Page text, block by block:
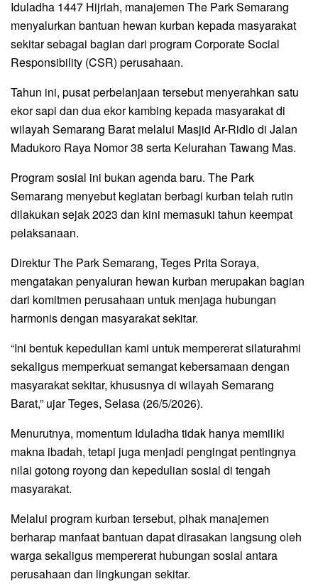
Iduladha 1447 Hijriah, manajemen The Park Semarang
menyalurkan bantuan hewan kurban kepada masyarakat
sekitar sebagai bagian dari program Corporate Social
Responsibility (CSR) perusahaan.
Tahun ini, pusat perbelanjaan tersebut menyerahkan satu
ekor sapi dan dua ekor kambing kepada masyarakat di
wilayah Semarang Barat melalui Masjid Ar-Ridlo di Jalan
Madukoro Raya Nomor 38 serta Kelurahan Tawang Mas.
Program sosial ini bukan agenda baru. The Park
Semarang menyebut kegiatan berbagi kurban telah rutin
dilakukan sejak 2023 dan kini memasuki tahun keempat
pelaksanaan.
Direktur The Park Semarang, Teges Prita Soraya,
mengatakan penyaluran hewan kurban merupakan bagian
dari komitmen perusahaan untuk menjaga hubungan
harmonis dengan masyarakat sekitar.
“Ini bentuk kepedulian kami untuk mempererat silaturahmi
sekaligus memperkuat semangat kebersamaan dengan
masyarakat sekitar, khususnya di wilayah Semarang
Barat,” ujar Teges, Selasa (26/5/2026).
Menurutnya, momentum Iduladha tidak hanya memiliki
makna ibadah, tetapi juga menjadi pengingat pentingnya
nilai gotong royong dan kepedulian sosial di tengah
masyarakat.
Melalui program kurban tersebut, pihak manajemen
berharap manfaat bantuan dapat dirasakan langsung oleh
warga sekaligus mempererat hubungan sosial antara
perusahaan dan lingkungan sekitar.